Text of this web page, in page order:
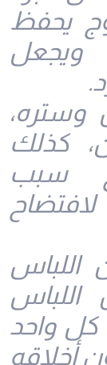
يحفظ
ويجعل
وستره،
كذلك
سبب
اللباس
اللباس
كل واحد
أخلاقه